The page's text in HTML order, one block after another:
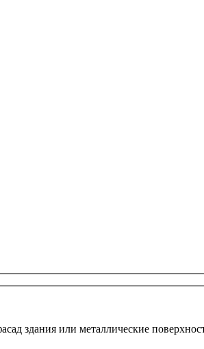
здания или металлические